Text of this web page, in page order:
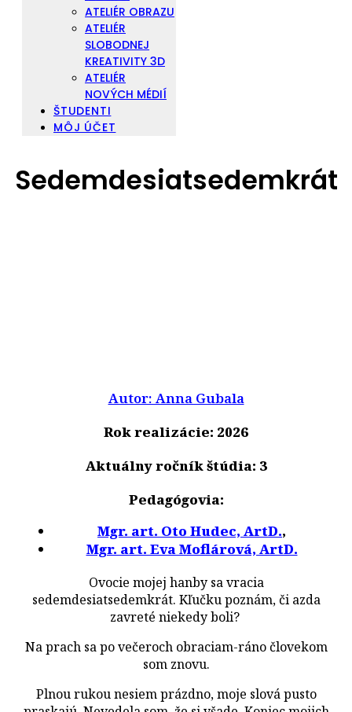
ATELIÉR OBRAZU
ATELIÉR
SLOBODNEJ
KREATIVITY 3D
ATELIÉR
NOVÝCH MÉDIÍ
ŠTUDENTI
MÔJ ÚČET
Sedemdesiatsedemkrát
Autor: Anna Gubala
Rok realizácie: 2026
Aktuálny ročník štúdia: 3
Pedagógovia:
Mgr. art. Oto Hudec, ArtD.,
Mgr. art. Eva Moflárová, ArtD.
Ovocie mojej hanby sa vracia
sedemdesiatsedemkrát. Kľučku poznám, či azda
zavreté niekedy boli?
Na prach sa po večeroch obraciam-ráno človekom
som znovu.
Plnou rukou nesiem prázdno, moje slová pusto